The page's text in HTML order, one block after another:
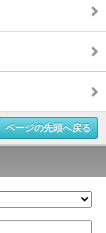
ページの先頭へ戻る